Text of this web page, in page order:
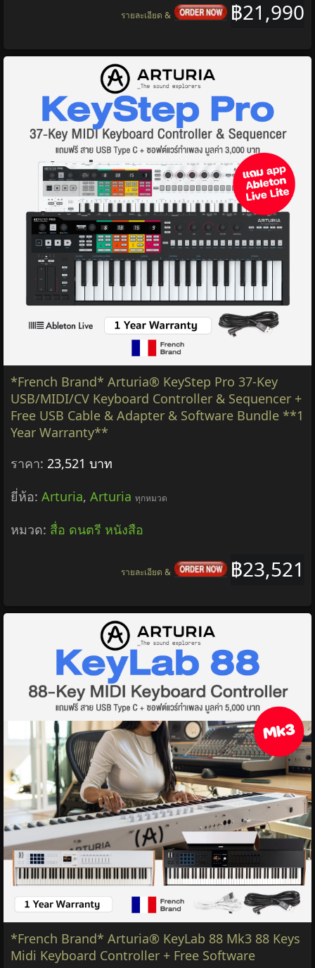
฿21,990
รายละเอียด &
*French Brand* Arturia® KeyStep Pro 37-Key
USB/MIDI/CV Keyboard Controller & Sequencer +
Free USB Cable & Adapter & Software Bundle **1
Year Warranty**
ราคา: 23,521 บาท
ยี่ห้อ: Arturia, Arturia ทุกหมวด
หมวด: สื่อ ดนตรี หนังสือ
฿23,521
รายละเอียด &
*French Brand* Arturia® KeyLab 88 Mk3 88 Keys
Midi Keyboard Controller + Free Software